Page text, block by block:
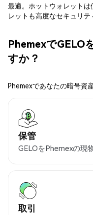
最適。ホットウォレット
レットも高度なセキュリテ
PhemexでGELO
すか？
Phemexであなたの暗号資
保管
GELOをPhemexの現
取引